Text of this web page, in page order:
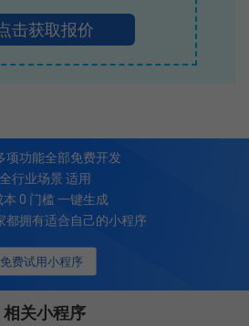
击获取报价
免费试用小程序
项功能全部免费开发
全行业场景 适用
本 0 门槛 一键生成
都拥有适合自己的小程序
相关小程序